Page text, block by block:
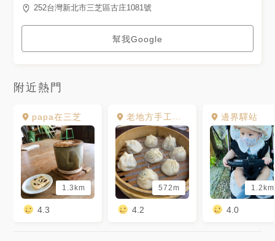
252台灣新北市三芝區古庄1081號
幫我Google
附近熱門
papa在三芝
1.3km
4.3
老地方手工小籠湯包
572m
4.2
邊界驛站
1.2km
4.0